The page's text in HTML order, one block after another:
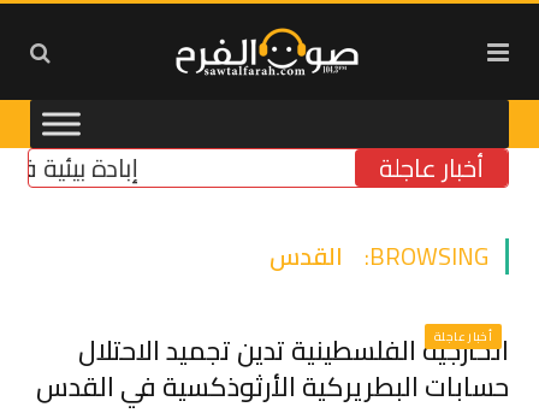
أخبار عاجلة إبادة بيئية في
BROWSING: القدس
أخبار عاجلة
الخارجية الفلسطينية تدين تجميد الاحتلال
حسابات البطريركية الأرثوذكسية في القدس